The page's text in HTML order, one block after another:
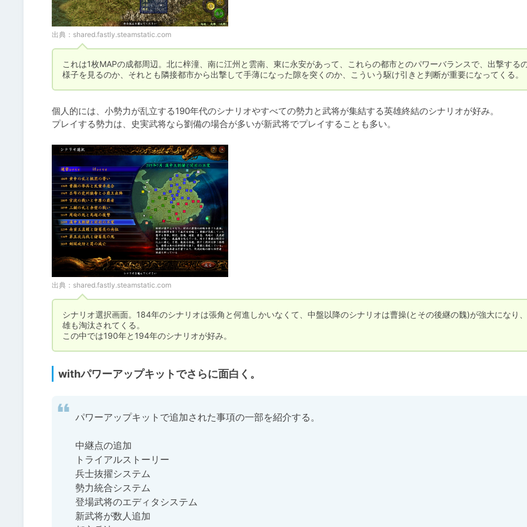
出典： shared.fastly.steamstatic.com
これは1枚MAPの成都周辺。北に梓潼、南に江州と雲南、東に永安があって、これらの都市とのパワーバランスで、出撃する
様子を見るのか、それとも隣接都市から出撃して手薄になった隙を突くのか、こういう駆け引きと判断が重要になってくる。
個人的には、小勢力が乱立する190年代のシナリオやすべての勢力と武将が集結する英雄終結のシナリオが好み。
プレイする勢力は、史実武将なら劉備の場合が多いが新武将でプレイすることも多い。
出典： shared.fastly.steamstatic.com
シナリオ選択画面。184年のシナリオは張角と何進しかいなくて、中盤以降のシナリオは曹操(とその後継の魏)が強大になり
雄も淘汰されてくる。
この中では190年と194年のシナリオが好み。
withパワーアップキットでさらに面白く。
パワーアップキットで追加された事項の一部を紹介する。
中継点の追加
トライアルストーリー
兵士抜擢システム
勢力統合システム
登場武将のエディタシステム
新武将が数人追加